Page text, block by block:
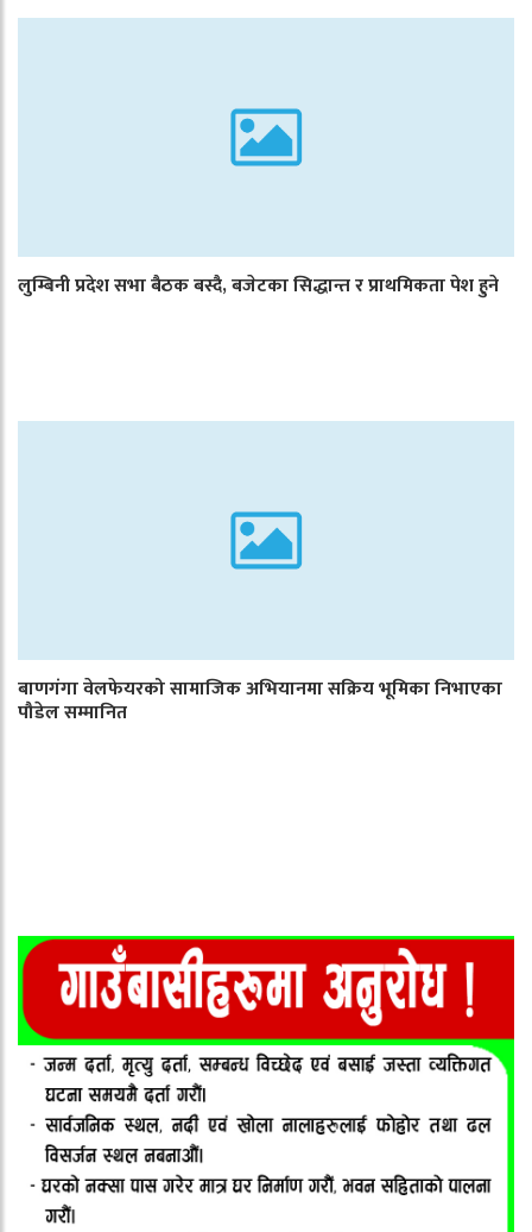
लुम्बिनी प्रदेश सभा बैठक बस्दै, बजेटका सिद्धान्त र प्राथमिकता पेश हुने
बाणगंगा वेलफेयरको सामाजिक अभियानमा सक्रिय भूमिका निभाएका
पौडेल सम्मानित